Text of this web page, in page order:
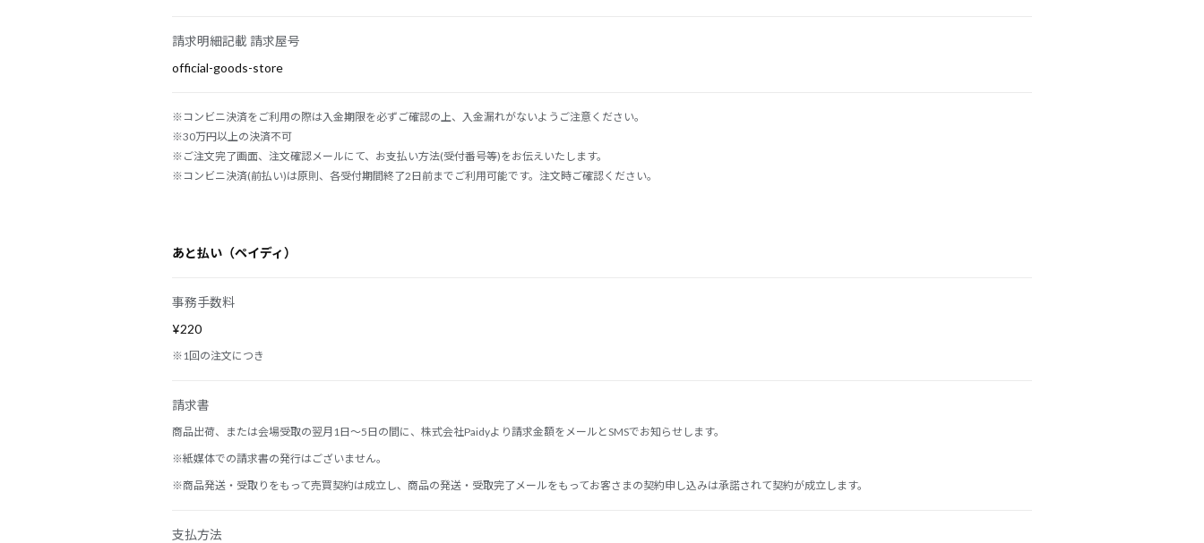
請求明細記載 請求屋号
official-goods-store
※コンビニ決済をご利用の際は入金期限を必ずご確認の上、入金漏れがないようご注意ください。
※30万円以上の決済不可
※ご注文完了画面、注文確認メールにて、お支払い方法(受付番号等)をお伝えいたします。
※コンビニ決済(前払い)は原則、各受付期間終了2日前までご利用可能です。注文時ご確認ください。
あと払い（ペイディ）
事務手数料
¥220
※1回の注文につき
請求書
商品出荷、または会場受取の翌月1日～5日の間に、株式会社Paidyより請求金額をメールとSMSでお知らせします。
※紙媒体での請求書の発行はございません。
※商品発送・受取りをもって売買契約は成立し、商品の発送・受取完了メールをもってお客さまの契約申し込みは承諾されて契約が成立します。
支払方法